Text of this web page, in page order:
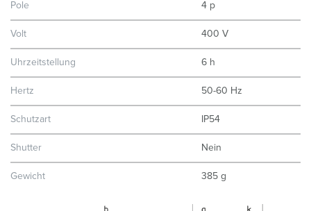
Pole 4 p
Volt 400 V
Uhrzeitstellung 6 h
Hertz 50-60 Hz
Schutzart IP54
Shutter Nein
Gewicht 385 g